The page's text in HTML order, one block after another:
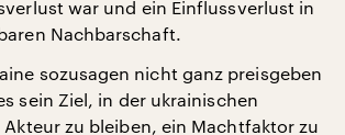
war und ein Einflussverlust in
Nachbarschaft.
sozusagen nicht ganz preisgeben
sein Ziel, in der ukrainischen
zu bleiben, ein Machtfaktor zu